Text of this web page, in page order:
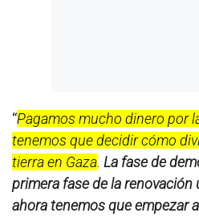
“Pagamos mucho dinero por
tenemos que decidir cómo
tierra en Gaza. La fase de
primera fase de la renovación
ahora tenemos que empezar